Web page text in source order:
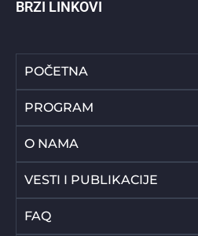
BRZI LINKOVI
POČETNA
PROGRAM
O NAMA
VESTI I PUBLIKACIJE
FAQ